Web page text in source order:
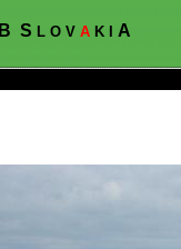
B S L O V A K I A